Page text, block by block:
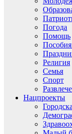
Погода
Помощь
Религия
Семья
Спорт
Нацпроекты